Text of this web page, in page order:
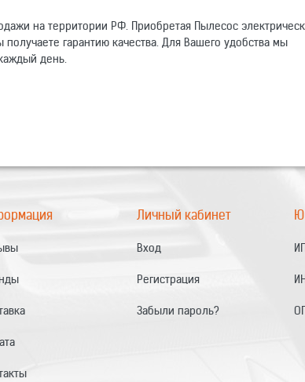
на территории РФ. Приобретая Пылесос
получаете гарантию качества. Для Вашего удобства мы
день.
Электронный адрес
Личный кабинет
Вход
Регистрация
Забыли пароль?